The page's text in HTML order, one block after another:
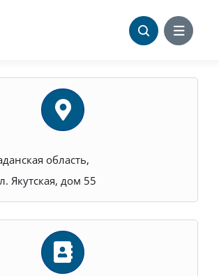
область,
Якутская, дом 55